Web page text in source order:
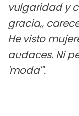
vulgaridad y
gracia,,
He visto
audaces. Ni
'moda'".